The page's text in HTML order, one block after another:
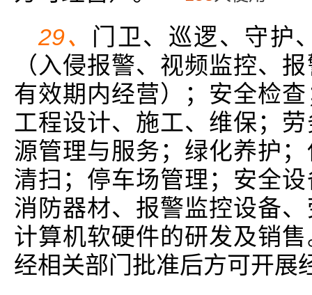
29、 门卫、巡逻、守护
（入侵报警、视频监控、
有效期内经营）；安全检
工程设计、施工、维保；
源管理与服务；绿化养护
清扫；停车场管理；安全
消防器材、报警监控设备
计算机软硬件的研发及销
经相关部门批准后方可开展